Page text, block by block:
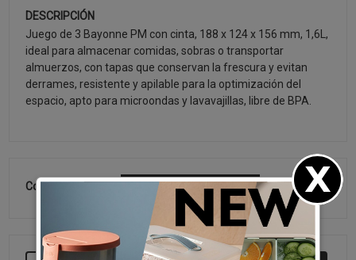
DESCRIPCIÓN
Juego de 3 Bayonne PM con cinta, 188 x 124 x 156 mm, 1,6L,
ideal para almacenar comidas, sobras o transportar
almuerzos, con tapas que conservan la frescura y evitan
derrames, resistente y apilable para la optimización del
espacio, apto para microondas y lavavajillas, libre de BPA.
Colección: ÚLTIMOS LANZAMIENTOS